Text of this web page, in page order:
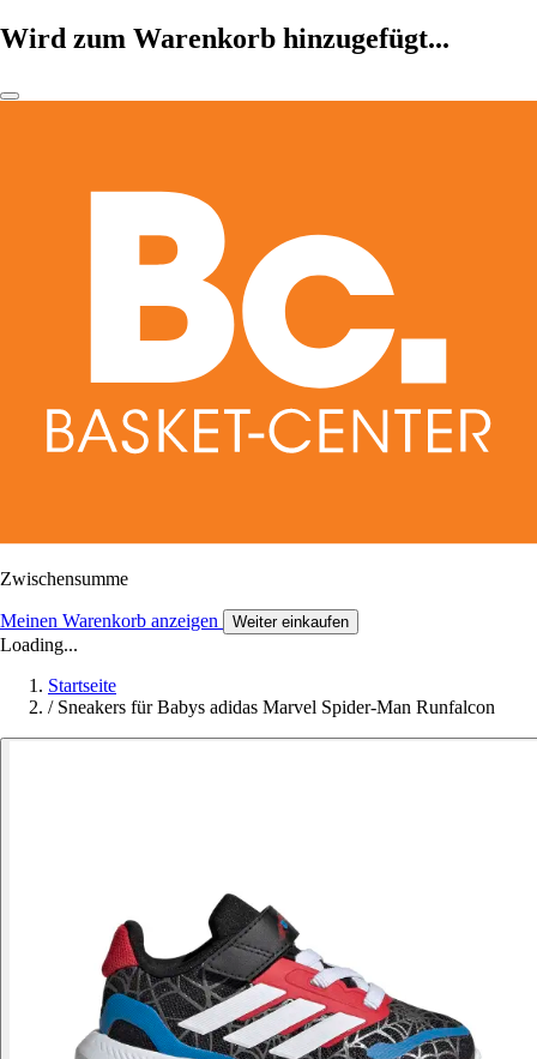
Wird zum Warenkorb hinzugefügt...
Zwischensumme
Meinen Warenkorb anzeigen Weiter einkaufen
Loading...
Startseite
/ Sneakers für Babys adidas Marvel Spider-Man Runfalcon